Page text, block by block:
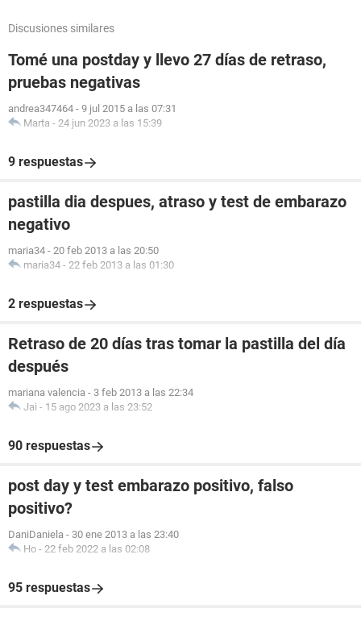
Discusiones similares
Tomé una postday y llevo 27 días de retraso,
pruebas negativas
andrea347464 - 9 jul 2015 a las 07:31
Marta - 24 jun 2023 a las 15:39
9 respuestas
pastilla dia despues, atraso y test de embarazo
negativo
maria34 - 20 feb 2013 a las 20:50
maria34 - 22 feb 2013 a las 01:30
2 respuestas
Retraso de 20 días tras tomar la pastilla del día
después
mariana valencia - 3 feb 2013 a las 22:34
Jai - 15 ago 2023 a las 23:52
90 respuestas
post day y test embarazo positivo, falso
positivo?
DaniDaniela - 30 ene 2013 a las 23:40
Ho - 22 feb 2022 a las 02:08
95 respuestas